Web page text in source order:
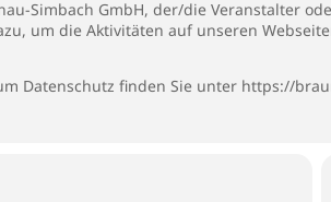
Simbach GmbH, der/die Veranstalter
um die Aktivitäten auf unseren
Datenschutz finden Sie unter https://